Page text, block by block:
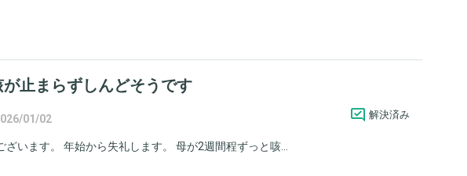
止まらずしんどそうです
01/02 解決済み
います。 年始から失礼します。 母が2週間程ずっと咳...